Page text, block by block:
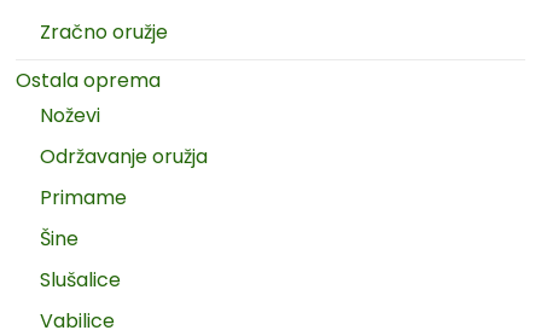
Zračno oružje
Ostala oprema
Noževi
Održavanje oružja
Primame
Šine
Slušalice
Vabilice